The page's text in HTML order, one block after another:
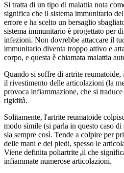
Si tratta di un tipo di malattia nota
significa che il sistema immunitario
errore e ha scelto un bersaglio
sistema immunitario è progettato per
infezioni. Non dovrebbe attaccare il
immunitario diventa troppo attivo e
corpo, e questa è chiamata malattia
Quando si soffre di artrite reumatoide,
il rivestimento delle articolazioni (la
provoca infiammazione, che si traduce
rigidità.
Solitamente, l'artrite reumatoide
modo simile (si parla in questo caso di
sia sempre così. Tende a colpire per
delle mani e dei piedi, spesso le
Viene definita poliartrite,il che
infiammate numerose articolazioni.